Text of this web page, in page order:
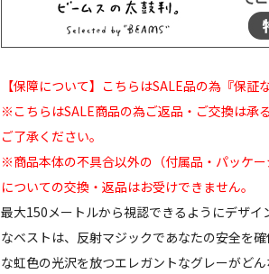
【保障について】こちらはSALE品の為『保証
※こちらはSALE商品の為ご返品・ご交換は承
ご了承ください。
※商品本体の不具合以外の（付属品・パッケ
についての交換・返品はお受けできません。
最大150メートルから視認できるようにデザイ
なベストは、反射マジックであなたの安全を
な虹色の光沢を放つエレガントなグレーがど